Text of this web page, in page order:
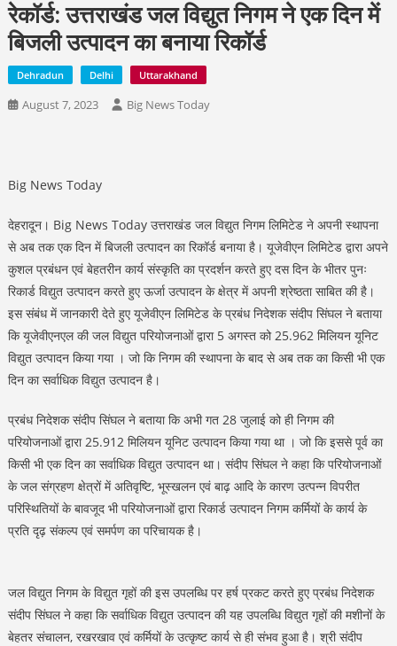
रेकॉर्ड: उत्तराखंड जल विद्युत निगम ने एक दिन में
बिजली उत्पादन का बनाया रिकॉर्ड
Dehradun Delhi Uttarakhand
August 7, 2023 Big News Today
Big News Today
देहरादून। Big News Today उत्तराखंड जल विद्युत निगम लिमिटेड ने अपनी स्थापना
से अब तक एक दिन में बिजली उत्पादन का रिकॉर्ड बनाया है। यूजेवीएन लिमिटेड द्वारा अपने
कुशल प्रबंधन एवं बेहतरीन कार्य संस्कृति का प्रदर्शन करते हुए दस दिन के भीतर पुनः
रिकार्ड विद्युत उत्पादन करते हुए ऊर्जा उत्पादन के क्षेत्र में अपनी श्रेष्ठता साबित की है।
इस संबंध में जानकारी देते हुए यूजेवीएन लिमिटेड के प्रबंध निदेशक संदीप सिंघल ने बताया
कि यूजेवीएनएल की जल विद्युत परियोजनाओं द्वारा 5 अगस्त को 25.962 मिलियन यूनिट
विद्युत उत्पादन किया गया । जो कि निगम की स्थापना के बाद से अब तक का किसी भी एक
दिन का सर्वाधिक विद्युत उत्पादन है।
प्रबंध निदेशक संदीप सिंघल ने बताया कि अभी गत 28 जुलाई को ही निगम की
परियोजनाओं द्वारा 25.912 मिलियन यूनिट उत्पादन किया गया था । जो कि इससे पूर्व का
किसी भी एक दिन का सर्वाधिक विद्युत उत्पादन था। संदीप सिंघल ने कहा कि परियोजनाओं
के जल संग्रहण क्षेत्रों में अतिवृष्टि, भूस्खलन एवं बाढ़ आदि के कारण उत्पन्न विपरीत
परिस्थितियों के बावजूद भी परियोजनाओं द्वारा रिकार्ड उत्पादन निगम कर्मियों के कार्य के
प्रति दृढ़ संकल्प एवं समर्पण का परिचायक है।
जल विद्युत निगम के विद्युत गृहों की इस उपलब्धि पर हर्ष प्रकट करते हुए प्रबंध निदेशक
संदीप सिंघल ने कहा कि सर्वाधिक विद्युत उत्पादन की यह उपलब्धि विद्युत गृहों की मशीनों के
बेहतर संचालन, रखरखाव एवं कर्मियों के उत्कृष्ट कार्य से ही संभव हुआ है। श्री संदीप